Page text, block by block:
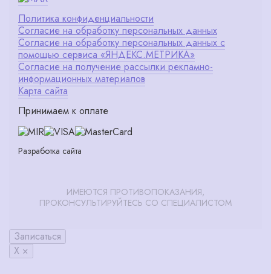
Политика конфиденциальности
Согласие на обработку персональных данных
Согласие на обработку персональных данных с
помощью сервиса «ЯНДЕКС.МЕТРИКА»
Согласие на получение рассылки рекламно-
информационных материалов
Карта сайта
Принимаем к оплате
Разработка сайта
ИМЕЮТСЯ ПРОТИВОПОКАЗАНИЯ,
ПРОКОНСУЛЬТИРУЙТЕСЬ СО СПЕЦИАЛИСТОМ
Записаться
X ×